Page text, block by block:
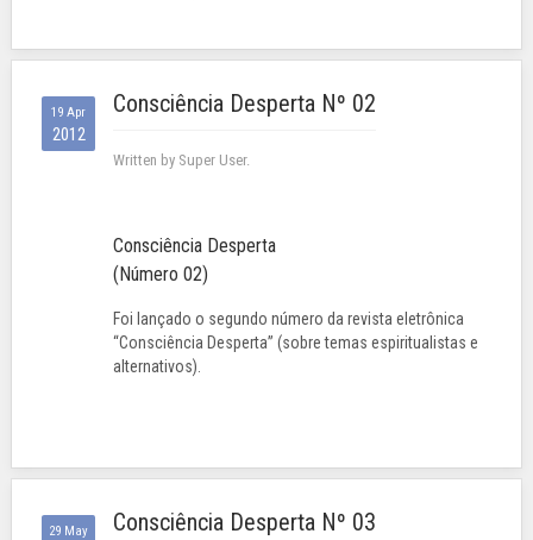
19 Apr
2012
Consciência Desperta Nº 02
Written by Super User.
Consciência Desperta
(Número 02)
Foi lançado o segundo número da revista eletrônica
“Consciência Desperta” (sobre temas espiritualistas e
alternativos).
29 May Consciência Desperta Nº 03